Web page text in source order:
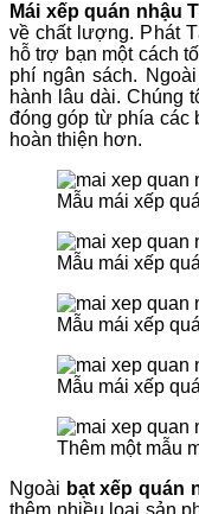
Mái xếp quán nhậu
về chất lượng. Phát
hỗ trợ bạn một cách
phí ngân sách.
hành lâu dài. Chúng
đóng góp từ phía các
hoàn thiện hơn.
Mẫu mái xếp
Mẫu mái xếp
Mẫu mái xếp
Mẫu mái xếp
Thêm một mẫu
Ngoài bạt xếp quán